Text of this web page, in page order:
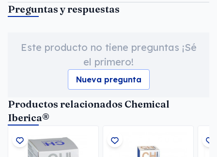
Preguntas y respuestas
Este producto no tiene preguntas ¡Sé
el primero!
Nueva pregunta
Productos relacionados Chemical
Iberica®